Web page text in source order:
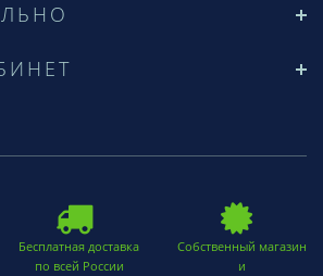
Бесплатная доставка
по всей России
Собственный магазин
и